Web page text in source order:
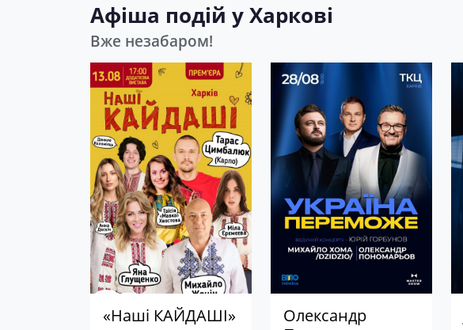
Афіша подій у Харкові
Вже незабаром!
«Наші КАЙДАШІ»
Олександр